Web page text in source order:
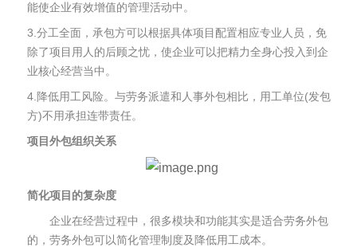
能使企业有效增值的管理活动中。
3.分工全面，承包方可以根据具体项目配置相应专业人员，免
除了项目用人的后顾之忧，使企业可以把精力全身心投入到企
业核心经营当中。
4.降低用工风险。与劳务派遣和人事外包相比，用工单位(发包
方)不用承担连带责任。
项目外包组织关系
简化项目的复杂度
企业在经营过程中，很多模块和功能其实是适合劳务外包
的，劳务外包可以简化管理制度及降低用工成本。